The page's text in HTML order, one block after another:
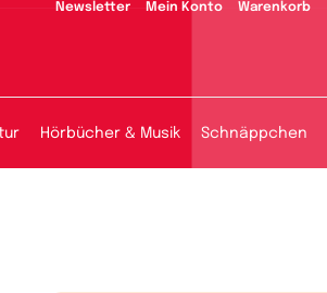
Newsletter Mein Konto Warenkorb
Hörbücher & Musik Schnäppchen